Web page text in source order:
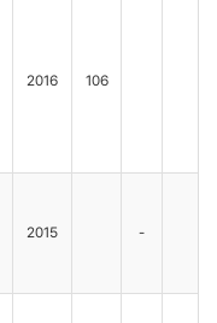
2016 106
2015 -